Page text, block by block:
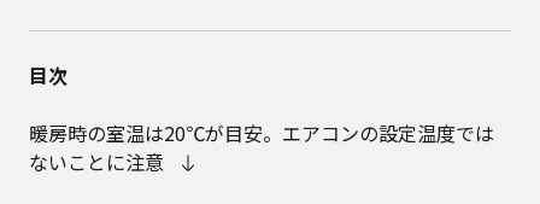
目次
暖房時の室温は20℃が目安。エアコンの設定温度では
ないことに注意